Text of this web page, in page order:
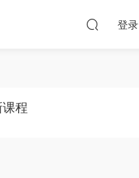
登录
程